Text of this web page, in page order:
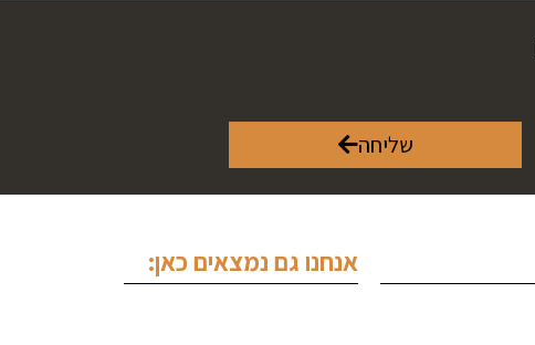
שליחה
אנחנו גם נמצאים כאן: